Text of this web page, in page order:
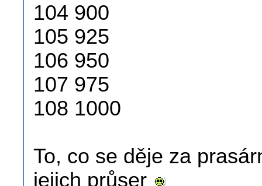
104 900
105 925
106 950
107 975
108 1000
To, co se děje za
jejich průser